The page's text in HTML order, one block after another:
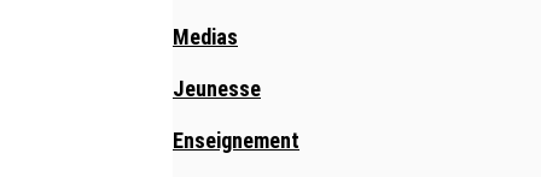
Medias
Jeunesse
Enseignement